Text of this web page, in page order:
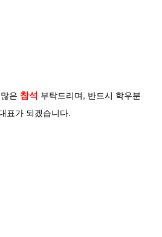
은 참석 부탁드리며, 반드시 학우분
표가 되겠습니다.